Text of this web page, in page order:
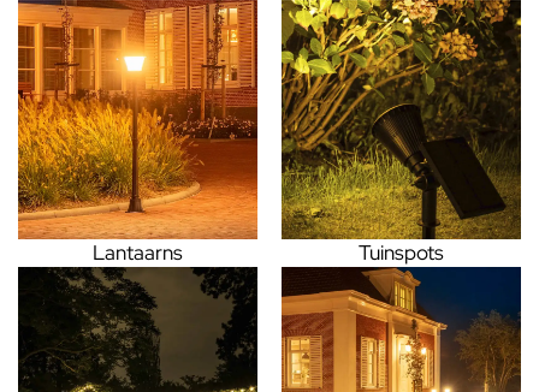
Lantaarns Tuinspots